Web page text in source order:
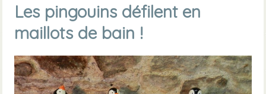
Les pingouins défilent en
maillots de bain !